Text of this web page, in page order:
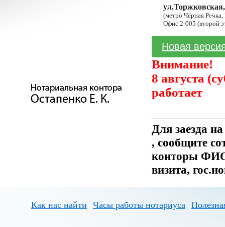
(метро Чёрная
Офис 2-005 (второй
Новая
Внимание!
8 августа
работает
Для заезда
, сообщите
конторы ФИО
визита,
Как нас найти Часы работы нотариуса